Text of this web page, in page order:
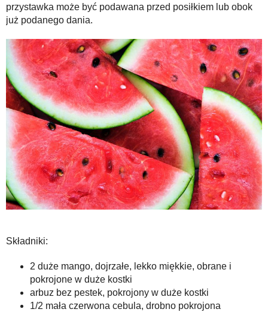
przystawka może być podawana przed posiłkiem lub obok
już podanego dania.
Składniki:
2 duże mango, dojrzałe, lekko miękkie, obrane i
pokrojone w duże kostki
arbuz bez pestek, pokrojony w duże kostki
1/2 mała czerwona cebula, drobno pokrojona